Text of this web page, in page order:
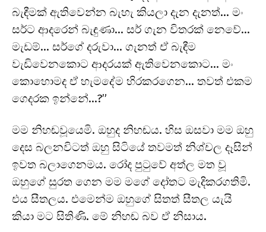
බැඳීමක් ඇතිවෙන්න බැහැ කියලා දැන දැනත්… මං
සර්ට ආදරෙන් බැඳුණා… සර් ගැන විතරක් නෙවේ…
මැඩම්… සර්ගේ දරුවා… ගැනත් ඒ බැඳීම
වැඩිවෙනකොට ආදරයක් ඇතිවෙනකොට… මං
කොහොමද ඒ හැමදේම හිරකරගෙන… තවත් එකම
ගෙදරක ඉන්නේ…?”
මම නිහඬවූයෙමි. ඔහුද නිහඬය. හිස ඔසවා මම ඔහු
දෙස බලනවිටත් ඔහු සිටියේ තවමත් නිශ්චල දෑසින්
ඉවත බලාගෙනමය. රෝද පුටුවේ අත්ල මත වූ
ඔහුගේ සුරත ගෙන මම මගේ දෝතට මැදිකරගතිමි.
එය සීතලය. එමෙන්ම ඔහුගේ සිතත් සීතල යැයි
කියා මට සිතිණි. මේ නිහඬ බව ඒ නිසාය.